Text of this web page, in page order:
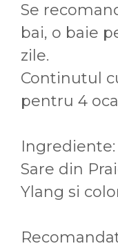
Se
bai, o baie
zile.
Continutul
pentru 4
Ingrediente:
Sare din
Ylang si